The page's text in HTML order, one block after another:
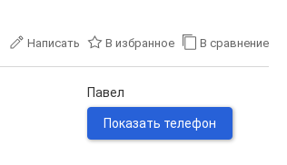
Написать В избранное В сравнение
Павел
Показать телефон